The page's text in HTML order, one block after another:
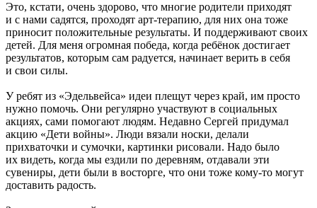
Это, кстати, очень здорово, что многие родители приходят
и с нами садятся, проходят арт-терапию, для них она тоже
приносит положительные результаты. И поддерживают своих
детей. Для меня огромная победа, когда ребёнок достигает
результатов, которым сам радуется, начинает верить в себя
и свои силы.
У ребят из «Эдельвейса» идеи плещут через край, им просто
нужно помочь. Они регулярно участвуют в социальных
акциях, сами помогают людям. Недавно Сергей придумал
акцию «Дети войны». Люди вязали носки, делали
прихваточки и сумочки, картинки рисовали. Надо было
их видеть, когда мы ездили по деревням, отдавали эти
сувениры, дети были в восторге, что они тоже кому-то могут
доставить радость.